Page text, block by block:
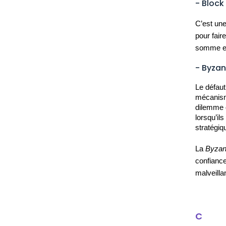
- Block
C’est
pour
somme
-
Le
dilemme
La
C